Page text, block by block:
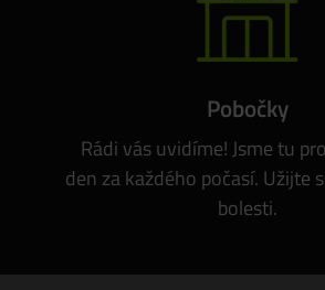
Pobočky
Rádi vás uvidíme! Jsme tu
den za každého počasí. Užijte
bolesti.